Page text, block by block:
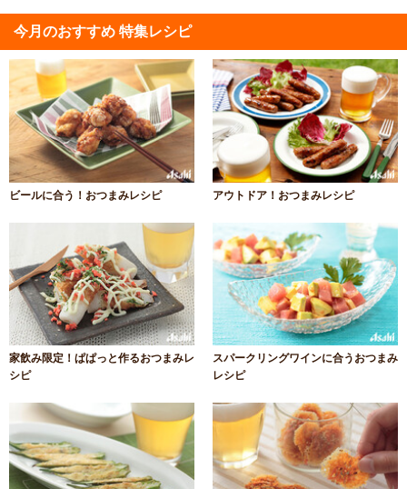
今月のおすすめ 特集レシピ
ビールに合う！おつまみレシピ アウトドア！おつまみレシピ
家飲み限定！ぱぱっと作るおつまみレ
シピ
スパークリングワインに合うおつまみ
レシピ